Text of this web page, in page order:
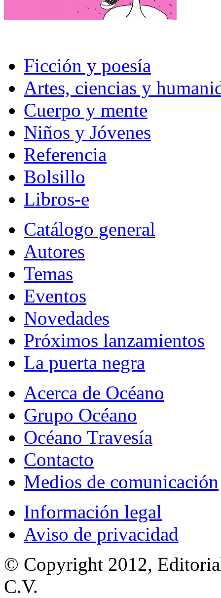
Ficción y poesía
Artes, ciencias y
Cuerpo y mente
Niños y Jóvenes
Referencia
Bolsillo
Libros-e
Catálogo general
Autores
Temas
Eventos
Novedades
Próximos lanzamientos
La puerta negra
Acerca de Océano
Grupo Océano
Océano Travesía
Contacto
Medios de comunicación
Información legal
Aviso de privacidad
© Copyright 2012,
C.V.